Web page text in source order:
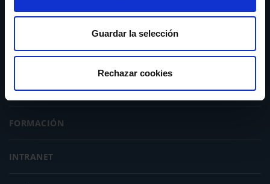
Guardar la selección
Rechazar cookies
SERVICIOS
ACTUALIDAD
PUBLICACIONES
FORMACIÓN
INTRANET